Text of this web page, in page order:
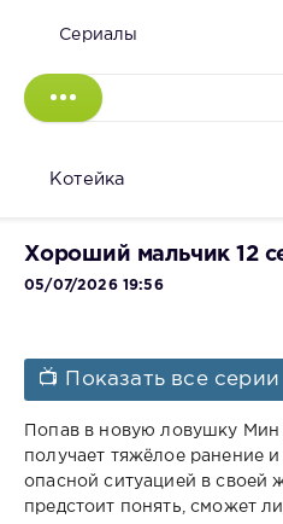
Сериалы
Котейка
Хороший мальчик 12
05/07/2026 19:56
📺 Показать все серии
Попав в новую ловушку
получает тяжёлое ранение и
опасной ситуацией в своей
предстоит понять, сможет